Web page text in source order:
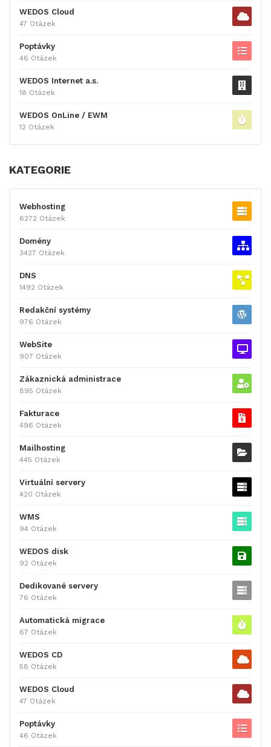
WEDOS Cloud
47 Otázek
Poptávky
46 Otázek
WEDOS Internet a.s.
18 Otázek
WEDOS OnLine / EWM
12 Otázek
KATEGORIE
Webhosting
6272 Otázek
Domény
3427 Otázek
DNS
1492 Otázek
Redakční systémy
976 Otázek
WebSite
907 Otázek
Zákaznická administrace
895 Otázek
Fakturace
496 Otázek
Mailhosting
445 Otázek
Virtuální servery
420 Otázek
WMS
94 Otázek
WEDOS disk
92 Otázek
Dedikované servery
76 Otázek
Automatická migrace
67 Otázek
WEDOS CD
58 Otázek
WEDOS Cloud
47 Otázek
Poptávky
46 Otázek